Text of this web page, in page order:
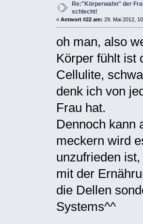
Re:"Körperwahn" der
schlecht!
« Antwort #22 am: 29. Mai 2012,
oh man, also
Körper fühlt ist
Cellulite,
denk ich von
Frau hat.
Dennoch kann
meckern wird
unzufrieden
mit der
die Dellen
Systems^^